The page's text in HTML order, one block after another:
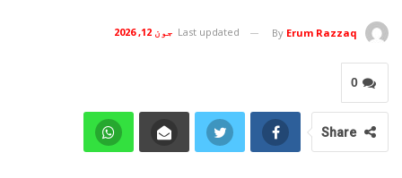
By Erum Razzaq
Last updated جون 12, 2026
0
Share